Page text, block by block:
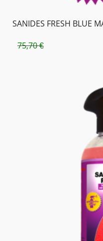
SANIDES FRESH BLUE
75,70€